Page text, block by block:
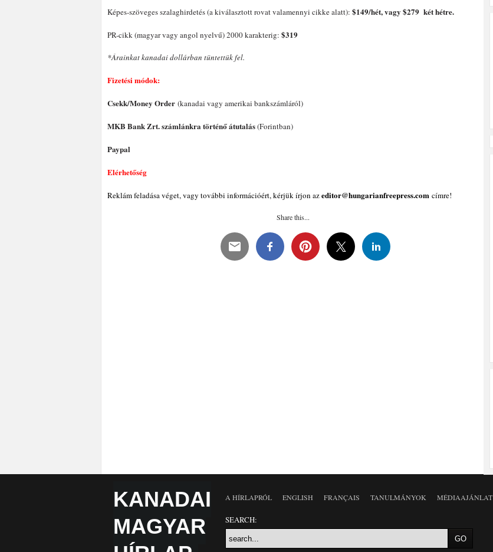
Képes-szöveges szalaghirdetés (a kiválasztott rovat valamennyi cikke alatt): $149/hét, vagy $279 két hétre.
PR-cikk (magyar vagy angol nyelvű) 2000 karakterig: $319
*Árainkat kanadai dollárban tüntettük fel.
Fizetési módok:
Csekk/Money Order (kanadai vagy amerikai bankszámláról)
MKB Bank Zrt. számlánkra történő átutalás(Forintban)
Paypal
Elérhetőség
Reklám feladása véget, vagy további információért, kérjük írjon azeditor@hungarianfreepress.com címre!
Share this...
KANADAI
MAGYAR
A HÍRLAPRÓL ENGLISH FRANÇAIS TANULMÁNYOK MÉDIAAJÁNLAT
SEARCH: